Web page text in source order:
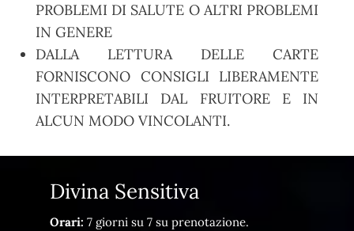
PROBLEMI DI SALUTE O ALTRI PROBLEMI
IN GENERE
DALLA LETTURA DELLE CARTE
FORNISCONO CONSIGLI LIBERAMENTE
INTERPRETABILI DAL FRUITORE E IN
ALCUN MODO VINCOLANTI.
Divina Sensitiva
Orari: 7 giorni su 7 su prenotazione.